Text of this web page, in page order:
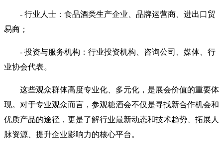
- 行业人士：食品酒类生产企业、品牌运营商、进出口贸
易商；
- 投资与服务机构：行业投资机构、咨询公司、媒体、行
业协会代表。
这些观众群体高度专业化、多元化，是展会价值的重要体
现。对于专业观众而言，参观糖酒会不仅是寻找新合作机会和
优质产品的途径，更是了解行业最新动态和技术趋势、拓展人
脉资源、提升企业影响力的核心平台。